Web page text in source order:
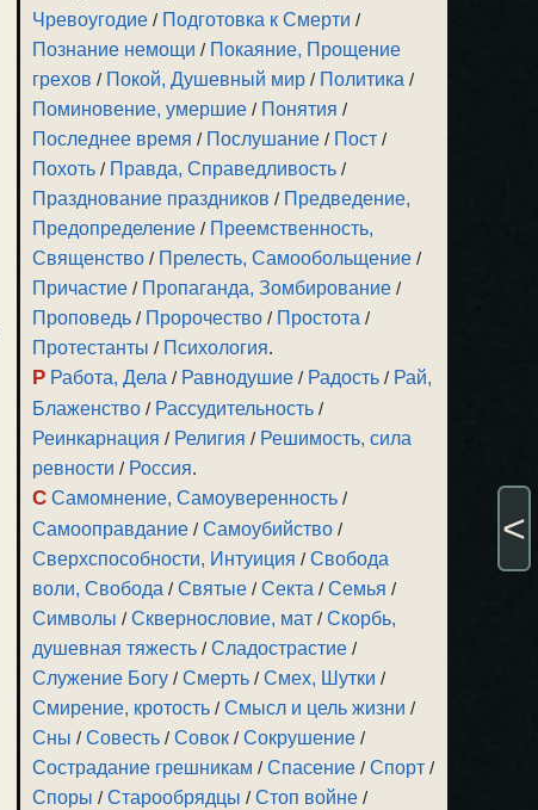
Чревоугодие / Подготовка к Смерти /
Познание немощи / Покаяние, Прощение
грехов / Покой, Душевный мир / Политика /
Поминовение, умершие / Понятия /
Последнее время / Послушание / Пост /
Похоть / Правда, Справедливость /
Празднование праздников / Предведение,
Предопределение / Преемственность,
Священство / Прелесть, Самообольщение /
Причастие / Пропаганда, Зомбирование /
Проповедь / Пророчество / Простота /
Протестанты / Психология.
Р Работа, Дела / Равнодушие / Радость / Рай,
Блаженство / Рассудительность /
Реинкарнация / Религия / Решимость, сила
ревности / Россия.
С Самомнение, Самоуверенность /
Самооправдание /Самоубийство /
Сверхспособности, Интуиция /Свобода
воли, Свобода /Святые /Секта /Семья /
Символы /Сквернословие, мат /Скорбь,
душевная тяжесть /Сладострастие /
Служение Богу /Смерть /Смех, Шутки /
Смирение, кротость /Смысл и цель жизни /
Сны /Совесть /Совок /Сокрушение /
Сострадание грешникам /Спасение /Спорт /
Споры /Старообрядцы /Стоп войне /
<